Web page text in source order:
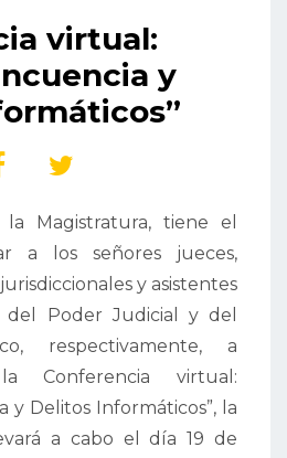
virtual:
y
Magistratura, tiene el
a los señores jueces,
y asistentes
Poder Judicial y del
respectivamente, a
Conferencia virtual:
y Delitos Informáticos”, la
a cabo el día 19 de